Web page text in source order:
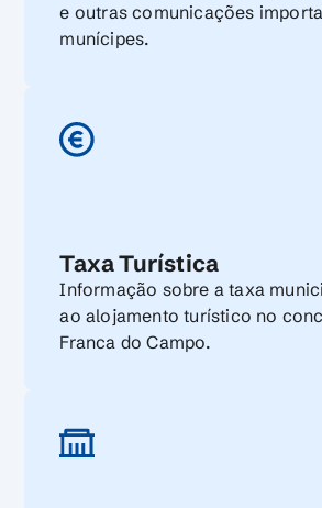
e outras comunicações
munícipes.
Taxa Turística
Informação sobre a taxa
ao alojamento turístico no
Franca do Campo.